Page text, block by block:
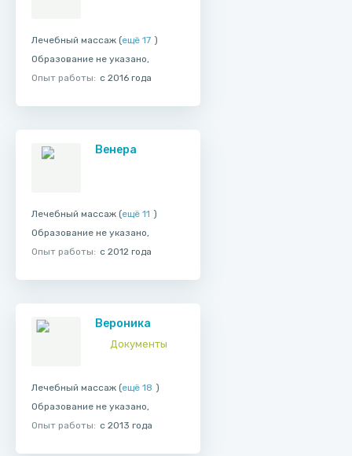
Лечебный массаж (ещё 17 )
Образование не указано,
Опыт работы: с 2016 года
Венера
Лечебный массаж (ещё 11 )
Образование не указано,
Опыт работы: с 2012 года
Вероника
Документы
Лечебный массаж (ещё 18 )
Образование не указано,
Опыт работы: с 2013 года